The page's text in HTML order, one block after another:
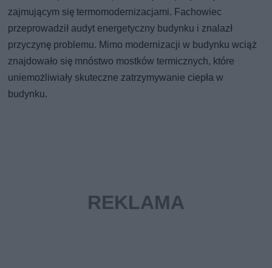
zajmującym się termomodernizacjami. Fachowiec
przeprowadził audyt energetyczny budynku i znalazł
przyczynę problemu. Mimo modernizacji w budynku wciąż
znajdowało się mnóstwo mostków termicznych, które
uniemożliwiały skuteczne zatrzymywanie ciepła w
budynku.